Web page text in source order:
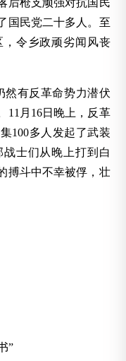
后枪支顽强对抗国民
国民党二十多人。至
令乡政顽劣闻风丧
然有反革命势力潜伏
11月16日晚上，反革
100多人发起了武装
士们从晚上打到白
搏斗中不幸被俘，壮
”